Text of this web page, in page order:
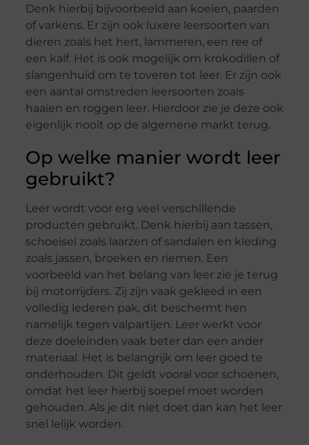
Denk hierbij bijvoorbeeld aan koeien, paarden
of varkens. Er zijn ook luxere leersoorten van
dieren zoals het hert, lammeren, een ree of
een kalf. Het is ook mogelijk om krokodillen of
slangenhuid om te toveren tot leer. Er zijn ook
een aantal omstreden leersoorten zoals
haaien en roggen leer. Hierdoor zie je deze ook
eigenlijk nooit op de algemene markt terug.
Op welke manier wordt leer
gebruikt?
Leer wordt voor erg veel verschillende
producten gebruikt. Denk hierbij aan tassen,
schoeisel zoals laarzen of sandalen en kleding
zoals jassen, broeken en riemen. Een
voorbeeld van het belang van leer zie je terug
bij motorrijders. Zij zijn vaak gekleed in een
volledig lederen pak, dit beschermt hen
namelijk tegen valpartijen. Leer werkt voor
deze doeleinden vaak beter dan een ander
materiaal. Het is belangrijk om leer goed te
onderhouden. Dit geldt vooral voor schoenen,
omdat het leer hierbij soepel moet worden
gehouden. Als je dit niet doet dan kan het leer
snel lelijk worden.